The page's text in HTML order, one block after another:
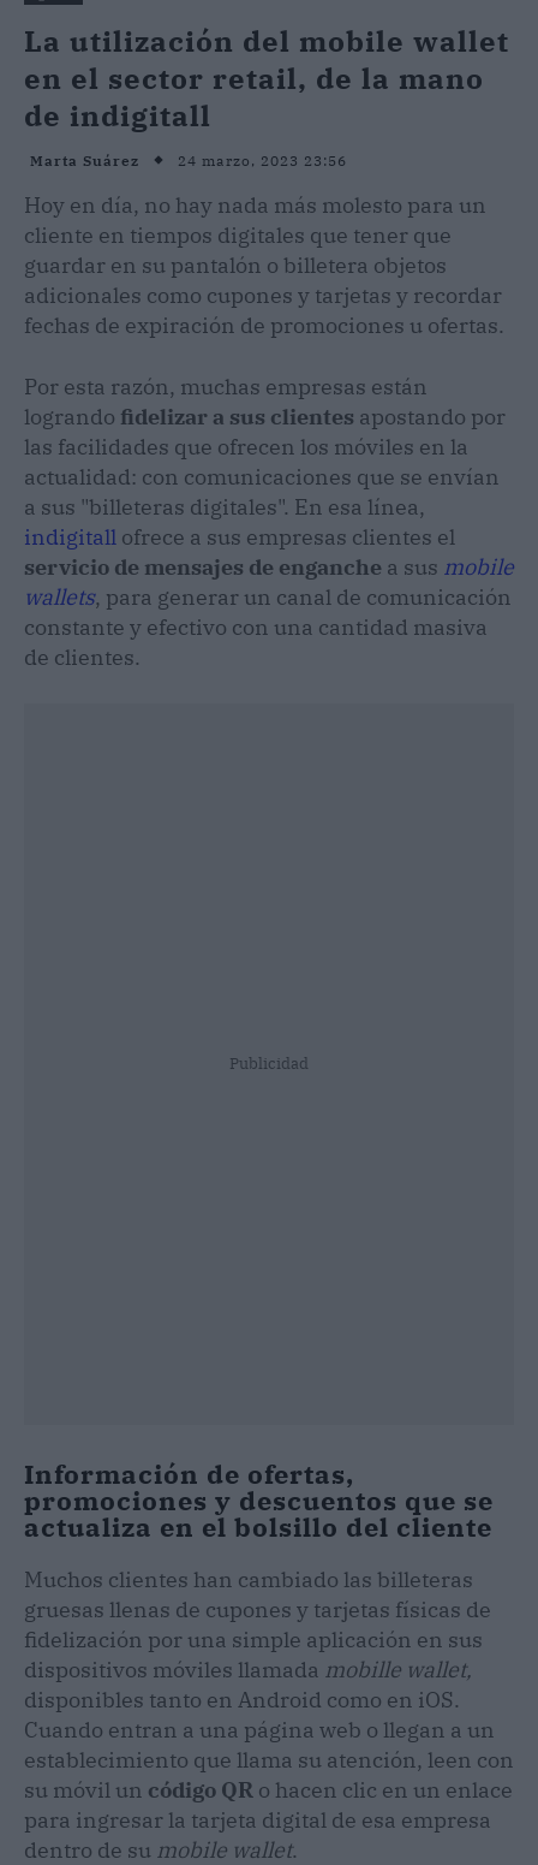
La utilización del mobile wallet
en el sector retail, de la mano
de indigitall
Marta Suárez 24 marzo, 2023 23:56
Hoy en día, no hay nada más molesto para un
cliente en tiempos digitales que tener que
guardar en su pantalón o billetera objetos
adicionales como cupones y tarjetas y recordar
fechas de expiración de promociones u ofertas.
Por esta razón, muchas empresas están
logrando fidelizar a sus clientes apostando por
las facilidades que ofrecen los móviles en la
actualidad: con comunicaciones que se envían
a sus "billeteras digitales". En esa línea,
indigitall ofrece a sus empresas clientes el
servicio de mensajes de enganche a sus mobile
wallets, para generar un canal de comunicación
constante y efectivo con una cantidad masiva
de clientes.
Publicidad
Información de ofertas,
promociones y descuentos que se
actualiza en el bolsillo del cliente
Muchos clientes han cambiado las billeteras
gruesas llenas de cupones y tarjetas físicas de
fidelización por una simple aplicación en sus
dispositivos móviles llamada mobille wallet,
disponibles tanto en Android como en iOS.
Cuando entran a una página web o llegan a un
establecimiento que llama su atención, leen con
su móvil un código QR o hacen clic en un enlace
para ingresar la tarjeta digital de esa empresa
dentro de su mobile wallet.